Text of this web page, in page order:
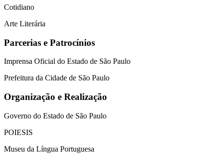
Cotidiano
Arte Literária
Parcerias e Patrocínios
Imprensa Oficial do Estado de São Paulo
Prefeitura da Cidade de São Paulo
Organização e Realização
Governo do Estado de São Paulo
POIESIS
Museu da Língua Portuguesa